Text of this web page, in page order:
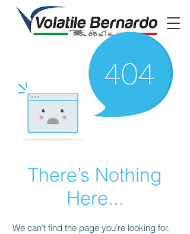
There’s Nothing
Here...
We can’t find the page you’re looking for.